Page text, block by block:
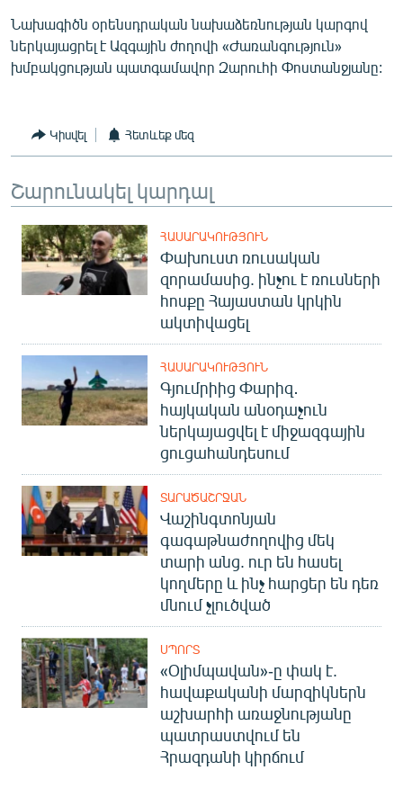
English
Русский
Նախագիծն օրենսդրական նախաձեռնության կարգով
ներկայացրել է Ազգային ժողովի «Ժառանգություն»
խմբակցության պատգամավոր Զարուհի Փոստանջյանը:
Կիսվել Հետևեք մեզ
Շարունակել կարդալ
ՀԱՍԱՐԱԿՈՒԹՅՈՒՆ
Փախուստ ռուսական
զորամասից. ինչու է ռուսների
հոսքը Հայաստան կրկին
ակտիվացել
ՀԱՍԱՐԱԿՈՒԹՅՈՒՆ
Գյումրիից Փարիզ․
հայկական անօդաչուն
ներկայացվել է միջազգային
ցուցահանդեսում
ՏԱՐԱԾԱՇՐՋԱՆ
Վաշինգտոնյան
գագաթնաժողովից մեկ
տարի անց. ուր են հասել
կողմերը և ինչ հարցեր են դեռ
մնում չլուծված
ՍՊՈՐՏ
«Օլիմպավան»-ը փակ է.
հավաքականի մարզիկներն
աշխարհի առաջնությանը
պատրաստվում են
Հրազդանի կիրճում